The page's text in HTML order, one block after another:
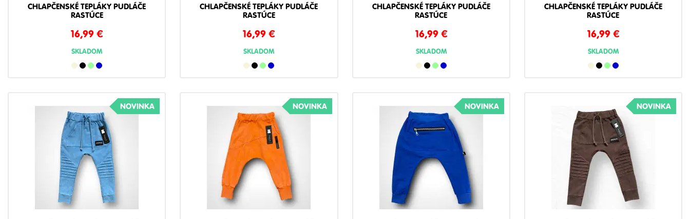
CHLAPČENSKÉ TEPLÁKY PUDLÁČE
RASTÚCE
16,99€
SKLADOM
CHLAPČENSKÉ TEPLÁKY PUDLÁČE
RASTÚCE
16,99€
SKLADOM
CHLAPČENSKÉ TEPLÁKY PUDLÁČE
RASTÚCE
16,99 €
SKLADOM
CHLAPČENSKÉ TEPLÁKY PUDLÁČE
RASTÚCE
16,99 €
SKLADOM
NOVINKA NOVINKA NOVINKA NOVINKA